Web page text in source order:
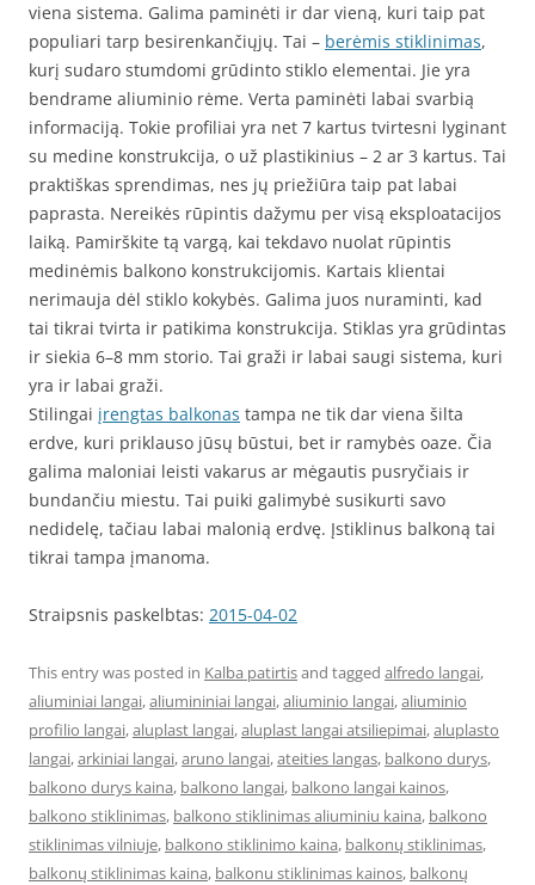
viena sistema. Galima paminėti ir dar vieną, kuri taip pat
populiari tarp besirenkančiųjų. Tai – berėmis stiklinimas,
kurį sudaro stumdomi grūdinto stiklo elementai. Jie yra
bendrame aliuminio rėme. Verta paminėti labai svarbią
informaciją. Tokie profiliai yra net 7 kartus tvirtesni lyginant
su medine konstrukcija, o už plastikinius – 2 ar 3 kartus. Tai
praktiškas sprendimas, nes jų priežiūra taip pat labai
paprasta. Nereikės rūpintis dažymu per visą eksploatacijos
laiką. Pamirškite tą vargą, kai tekdavo nuolat rūpintis
medinėmis balkono konstrukcijomis. Kartais klientai
nerimauja dėl stiklo kokybės. Galima juos nuraminti, kad
tai tikrai tvirta ir patikima konstrukcija. Stiklas yra grūdintas
ir siekia 6–8 mm storio. Tai graži ir labai saugi sistema, kuri
yra ir labai graži.
Stilingai įrengtas balkonas tampa ne tik dar viena šilta
erdve, kuri priklauso jūsų būstui, bet ir ramybės oaze. Čia
galima maloniai leisti vakarus ar mėgautis pusryčiais ir
bundančiu miestu. Tai puiki galimybė susikurti savo
nedidelę, tačiau labai malonią erdvę. Įstiklinus balkoną tai
tikrai tampa įmanoma.
Straipsnis paskelbtas: 2015-04-02
This entry was posted in Kalba patirtisand tagged alfredo langai,
aliuminiai langai,aliumininiai langai,aliuminio langai,aliuminio
profilio langai,aluplast langai,aluplast langai atsiliepimai,aluplasto
langai,arkiniai langai,aruno langai,ateities langas, balkono durys,
balkono durys kaina, balkono langai, balkono langai kainos,
balkono stiklinimas, balkono stiklinimas aliuminiu kaina, balkono
stiklinimas vilniuje, balkono stiklinimo kaina, balkonų stiklinimas,
balkonų stiklinimas kaina, balkonu stiklinimas kainos, balkonų